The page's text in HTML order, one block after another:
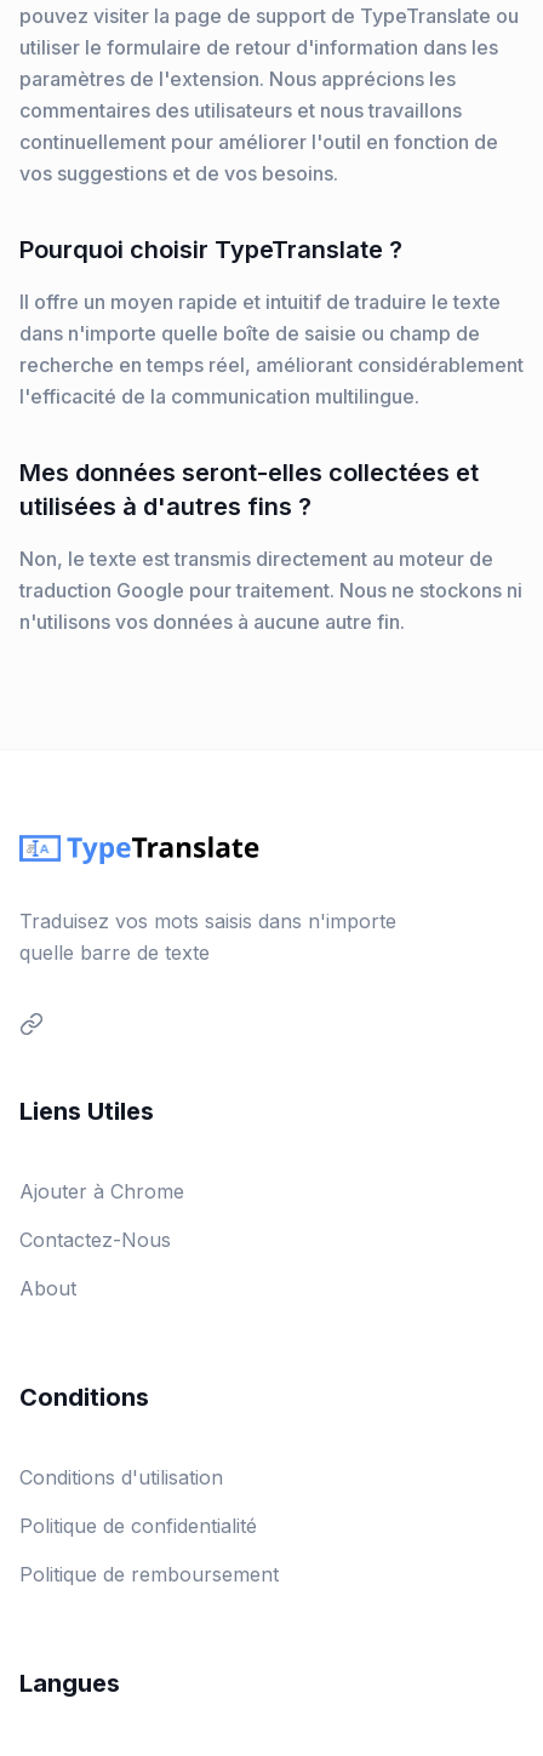
pouvez visiter la page de support de TypeTranslate ou
utiliser le formulaire de retour d'information dans les
paramètres de l'extension. Nous apprécions les
commentaires des utilisateurs et nous travaillons
continuellement pour améliorer l'outil en fonction de
vos suggestions et de vos besoins.
Pourquoi choisir TypeTranslate ?
Il offre un moyen rapide et intuitif de traduire le texte
dans n'importe quelle boîte de saisie ou champ de
recherche en temps réel, améliorant considérablement
l'efficacité de la communication multilingue.
Mes données seront-elles collectées et
utilisées à d'autres fins ?
Non, le texte est transmis directement au moteur de
traduction Google pour traitement. Nous ne stockons ni
n'utilisons vos données à aucune autre fin.
Traduisez vos mots saisis dans n'importe
quelle barre de texte
Liens Utiles
Ajouter à Chrome
Contactez-Nous
About
Conditions
Conditions d'utilisation
Politique de confidentialité
Politique de remboursement
Langues